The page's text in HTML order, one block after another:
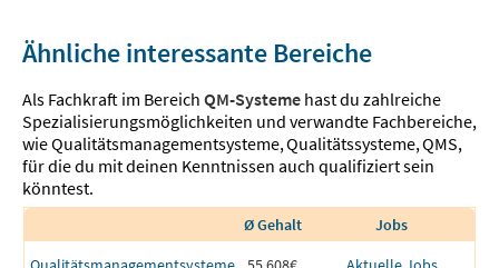
Ähnliche interessante Bereiche
Als Fachkraft im Bereich QM-Systeme hast du zahlreiche
Spezialisierungsmöglichkeiten und verwandte Fachbereiche,
wieQualitätsmanagementsysteme,Qualitätssysteme,QMS,
für die du mit deinen Kenntnissen auch qualifiziert sein
könntest.
Ø Gehalt
Jobs